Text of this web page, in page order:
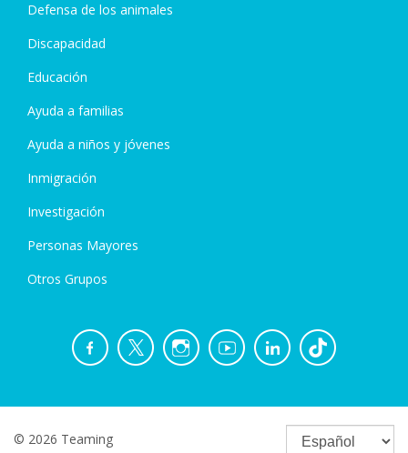
Defensa de los animales
Discapacidad
Educación
Ayuda a familias
Ayuda a niños y jóvenes
Inmigración
Investigación
Personas Mayores
Otros Grupos
© 2026 Teaming